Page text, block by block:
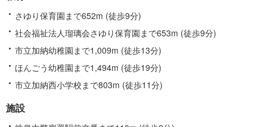
さゆり保育園まで652m (徒歩9分)
社会福祉法人瑠璃会さゆり保育園まで653m (徒歩9分)
市立加納幼稚園まで1,009m (徒歩13分)
ほんごう幼稚園まで1,494m (徒歩19分)
市立加納西小学校まで803m (徒歩11分)
施設